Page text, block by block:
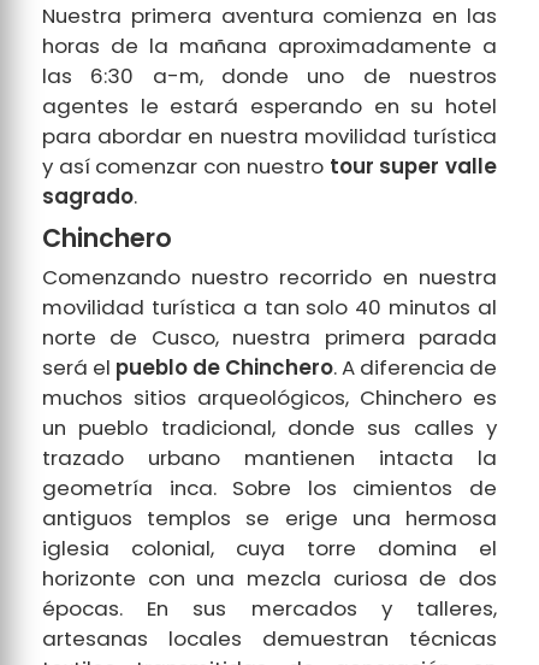
Nuestra primera aventura comienza en las
horas de la mañana aproximadamente a
las 6:30 a-m, donde uno de nuestros
agentes le estará esperando en su hotel
para abordar en nuestra movilidad turística
y así comenzar con nuestro tour super valle
sagrado.
Chinchero
Comenzando nuestro recorrido en nuestra
movilidad turística a tan solo 40 minutos al
norte de Cusco, nuestra primera parada
será el pueblo de Chinchero. A diferencia de
muchos sitios arqueológicos, Chinchero es
un pueblo tradicional, donde sus calles y
trazado urbano mantienen intacta la
geometría inca. Sobre los cimientos de
antiguos templos se erige una hermosa
iglesia colonial, cuya torre domina el
horizonte con una mezcla curiosa de dos
épocas. En sus mercados y talleres,
artesanas locales demuestran técnicas